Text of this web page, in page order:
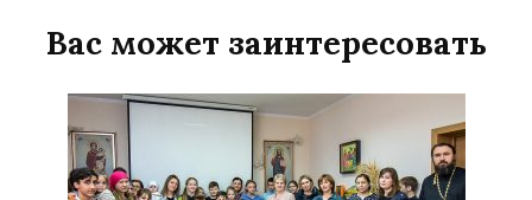
Вас может заинтересовать